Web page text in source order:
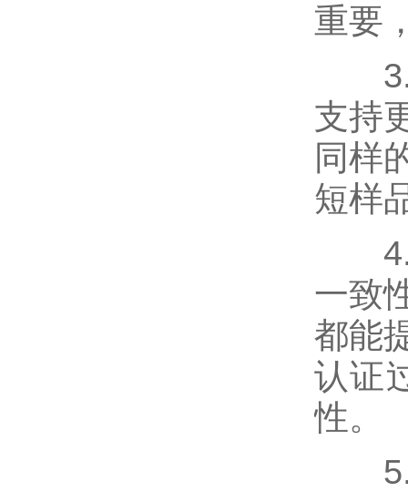
重要
3.
支持
同样
短样
4.
一致
都能
认证
性。
5.